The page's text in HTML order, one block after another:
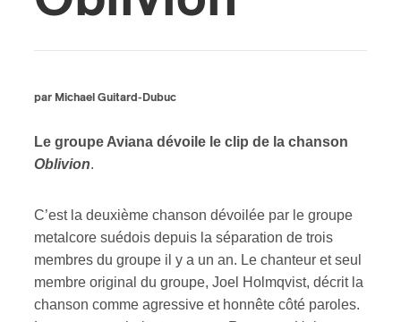
par Michael Guitard-Dubuc
Le groupe Aviana dévoile le clip de la chanson
Oblivion.
C’est la deuxième chanson dévoilée par le groupe
metalcore suédois depuis la séparation de trois
membres du groupe il y a un an. Le chanteur et seul
membre original du groupe, Joel Holmqvist, décrit la
chanson comme agressive et honnête côté paroles.